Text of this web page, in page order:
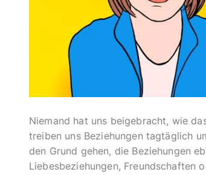
Niemand hat uns beigebracht, wie
treiben uns Beziehungen tagtäglich
den Grund gehen, die Beziehungen
Liebesbeziehungen, Freundschaften